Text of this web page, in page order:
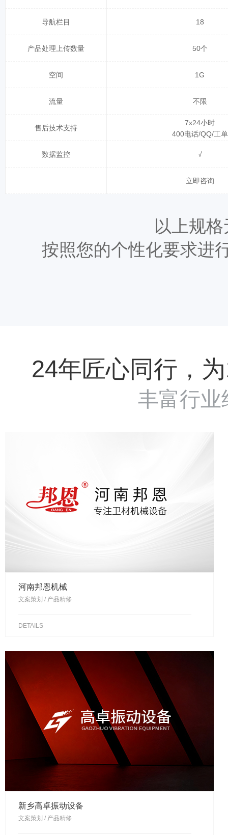
导航栏目
产品处理上传数量
空间
流量
售后技术支持
数据监控
18
50个
1G
不限
7x24小时
400电话/QQ/工单
√
立即咨询
以上规
按照您的个性化要求进
24年匠心同行，
丰富行业
河南邦恩机械
文案策划 / 产品精修
DETAILS
新乡高卓振动设备
文案策划 / 产品精修